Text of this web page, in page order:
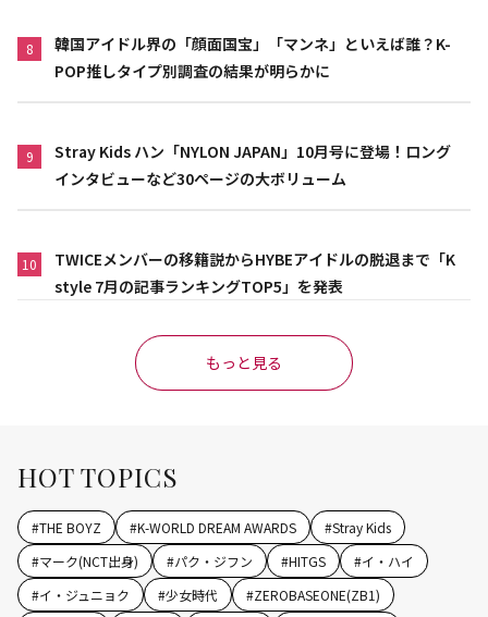
8
韓国アイドル界の「顔面国宝」「マンネ」といえば誰？K-
POP推しタイプ別調査の結果が明らかに
9
Stray Kids ハン「NYLON JAPAN」10月号に登場！ロング
インタビューなど30ページの大ボリューム
10
TWICEメンバーの移籍説からHYBEアイドルの脱退まで「K
style 7月の記事ランキングTOP5」を発表
もっと見る
HOT TOPICS
#THE BOYZ #K-WORLD DREAM AWARDS #Stray Kids
#マーク(NCT出身) #パク・ジフン #HITGS #イ・ハイ
#イ・ジュニョク #少女時代 #ZEROBASEONE(ZB1)